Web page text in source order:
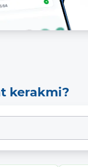
kerakmi?